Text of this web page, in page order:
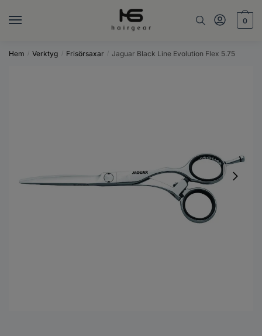
0
Hem / Verktyg / Frisörsaxar / Jaguar Black Line Evolution Flex 5.75